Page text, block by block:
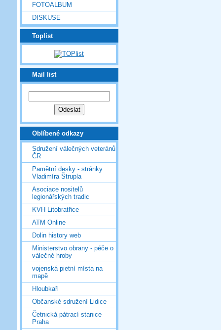
FOTOALBUM
DISKUSE
Toplist
Mail list
Oblíbené odkazy
Sdružení válečných veteránů
ČR
Pamětní desky - stránky
Vladimíra Štrupla
Asociace nositelů
legionářských tradic
KVH Litobratřice
ATM Online
Dolin history web
Ministerstvo obrany - péče o
válečné hroby
vojenská pietní místa na
mapě
Hloubkaři
Občanské sdružení Lidice
Četnická pátrací stanice
Praha